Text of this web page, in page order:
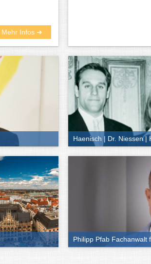
Mehr Infos ➜
Haenisch | Dr. Niessen |
Philipp Pfab Fachanwalt